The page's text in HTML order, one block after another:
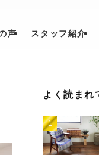
声 スタッフ紹介
よく読まれ